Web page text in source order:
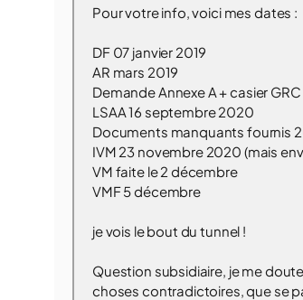
Pour votre info, voici mes dates :
DF 07 janvier 2019
AR mars 2019
Demande Annexe A + casier
LSAA 16 septembre 2020
Documents manquants fournis
IVM 23 novembre 2020 (mais
VM faite le 2 décembre
VMF 5 décembre
je vois le bout du tunnel !
Question subsidiaire, je me
choses contradictoires, que se